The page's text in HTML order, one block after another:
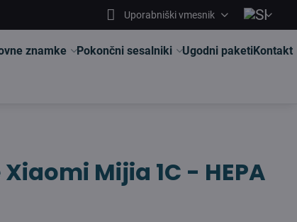
Uporabniški vmesnik
znamke Pokončni sesalniki Ugodni paketiKontakt
Mijia 1C - HEPA